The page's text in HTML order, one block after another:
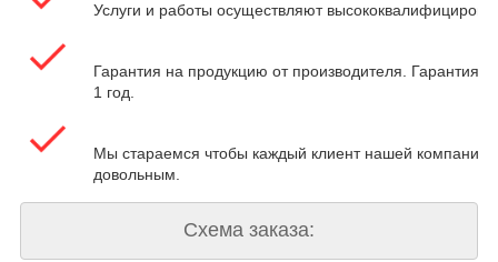
Услуги и работы осуществляют
Гарантия на продукцию от производителя. Гарантия
1 год.
Мы стараемся чтобы каждый клиент нашей компании
довольным.
Схема заказа: